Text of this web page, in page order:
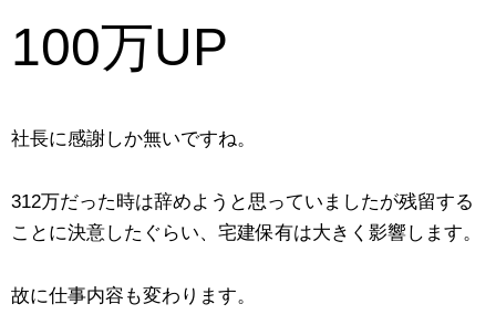
100万UP
社長に感謝しか無いですね。
312万だった時は辞めようと思っていましたが残留する
ことに決意したぐらい、宅建保有は大きく影響します。
故に仕事内容も変わります。